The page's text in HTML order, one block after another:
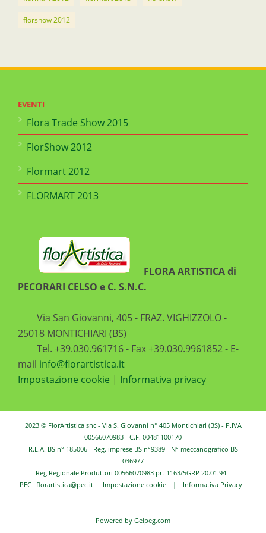
florshow 2012
EVENTI
Flora Trade Show 2015
FlorShow 2012
Flormart 2012
FLORMART 2013
FLORA ARTISTICA di
PECORARI CELSO e C. S.N.C.
Via San Giovanni, 405 - FRAZ. VIGHIZZOLO -
25018 MONTICHIARI (BS)
Tel. +39.030.961716 - Fax +39.030.9961852 - E-
mail info@florartistica.it
Impostazione cookie | Informativa privacy
2023 © FlorArtistica snc - Via S. Giovanni n° 405 Montichiari (BS) - P.IVA
00566070983 - C.F. 00481100170
R.E.A. BS n° 185006 - Reg. imprese BS n°9389 - N° meccanografico BS
036977
Reg.Regionale Produttori 00566070983 prt 1163/5GRP 20.01.94 -
PEC florartistica@pec.it Impostazione cookie | Informativa Privacy
Powered by Geipeg.com